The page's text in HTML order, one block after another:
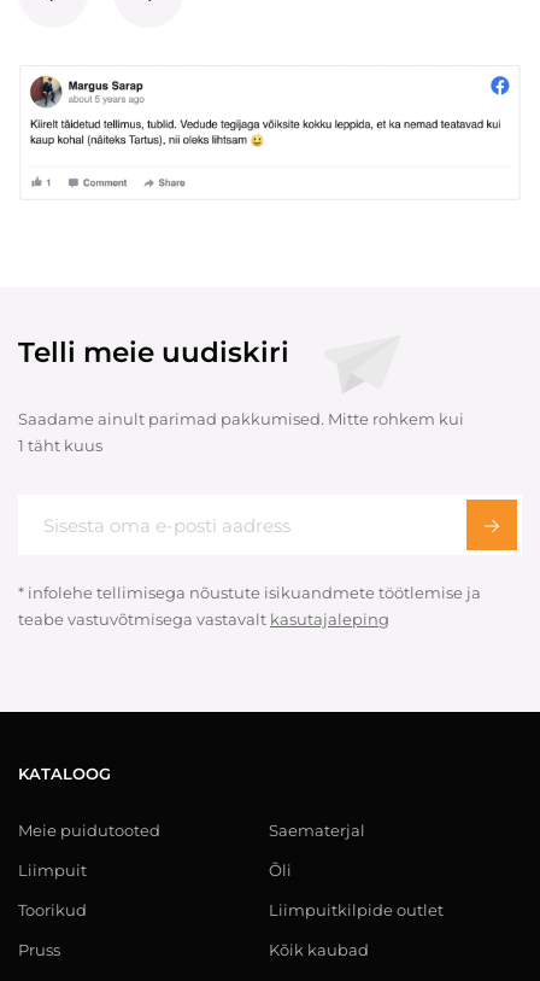
Telli meie uudiskiri
Saadame ainult parimad pakkumised. Mitte rohkem kui
1 täht kuus
* infolehe tellimisega nõustute isikuandmete töötlemise ja
teabe vastuvõtmisega vastavalt kasutajaleping
KATALOOG
Meie puidutooted
Liimpuit
Toorikud
Pruss
Saematerjal
Õli
Liimpuitkilpide outlet
Kõik kaubad